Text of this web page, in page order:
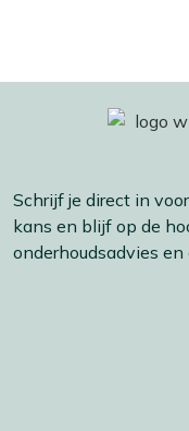
Schrijf je direct in
kans en blijf op de
onderhoudsadvies en